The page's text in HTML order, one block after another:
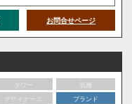
お問合せページ
タワー
低層
デザイナーズ
ブランド